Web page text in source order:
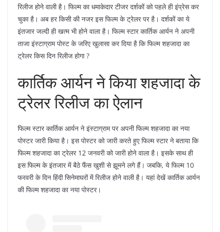
रिलीज होने वाली है। फिल्म का धमाकेदार टीजर दर्शकों को पहले ही इंप्रेस कर
चुका है। अब हर किसी की नजर इस फिल्म के ट्रेलर पर है। दर्शकों का ये
इंतजार जल्दी ही खत्म भी होने वाला है। फिल्म स्टार कार्तिक आर्यन ने अपनी
ताजा इंस्टाग्राम पोस्ट के जरिए खुलासा कर दिया है कि फिल्म शहजादा का
ट्रेलर किस दिन रिलीज होगा ?
कार्तिक आर्यन ने किया शहजादा के
ट्रेलर रिलीज का ऐलान
फिल्म स्टार कार्तिक आर्यन ने इंस्टाग्राम पर अपनी फिल्म शहजादा का नया
पोस्टर जारी किया है। इस पोस्टर को जारी करते हुए फिल्म स्टार ने बताया कि
फिल्म शहजादा का ट्रेलर 12 जनवरी को जारी होने वाला है। इसके साथ ही
इस फिल्म के इंतजार में बैठे फैंस खुशी से झूमने लगे हैं। जबकि, ये फिल्म 10
फरवरी के दिन हिंदी सिनेमाघरों में रिलीज होने वाली है। यहां देखें कार्तिक आर्यन
की फिल्म शहजादा का नया पोस्टर।